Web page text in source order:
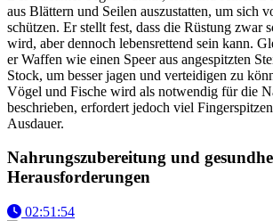
aus Blättern und Seilen auszustatten, um sich
schützen. Er stellt fest, dass die Rüstung zwar
wird, aber dennoch lebensrettend sein kann.
er Waffen wie einen Speer aus angespitzten
Stock, um besser jagen und verteidigen zu
Vögel und Fische wird als notwendig für die
beschrieben, erfordert jedoch viel
Ausdauer.
Nahrungszubereitung und
Herausforderungen
02:51:54